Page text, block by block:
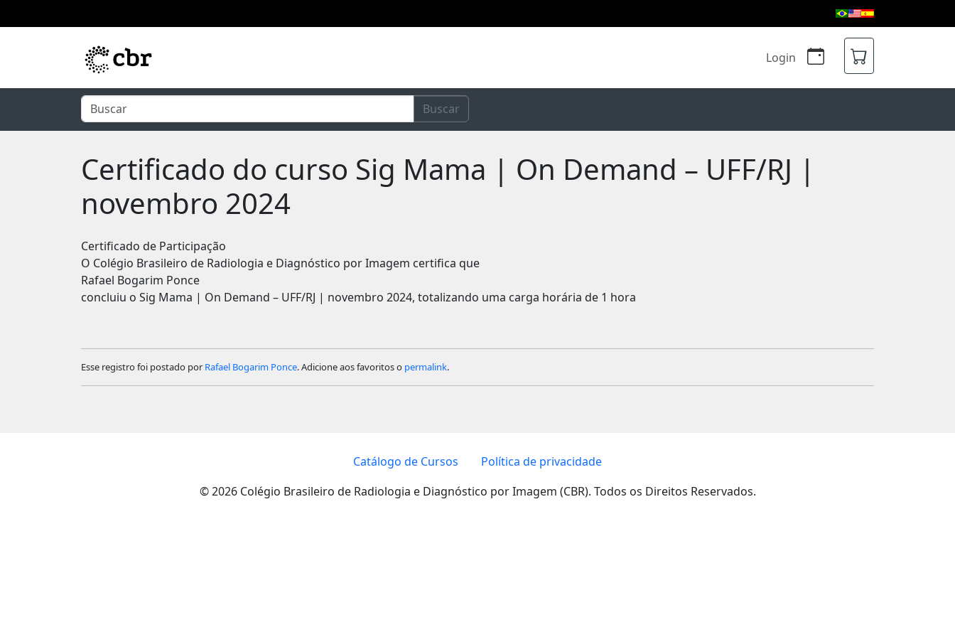
Login
Buscar
Certificado do curso Sig Mama | On Demand – UFF/RJ |
novembro 2024
Certificado de Participação
O Colégio Brasileiro de Radiologia e Diagnóstico por Imagem certifica que
Rafael Bogarim Ponce
concluiu o Sig Mama | On Demand – UFF/RJ | novembro 2024, totalizando uma carga horária de 1 hora
Esse registro foi postado por Rafael Bogarim Ponce. Adicione aos favoritos o permalink.
Catálogo de Cursos
Política de privacidade
© 2026 Colégio Brasileiro de Radiologia e Diagnóstico por Imagem (CBR). Todos os Direitos Reservados.